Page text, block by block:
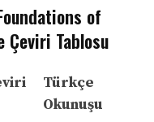
of
Çeviri Tablosu
Türkçe
Okunuşu